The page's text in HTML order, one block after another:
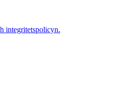
integritetspolicyn.